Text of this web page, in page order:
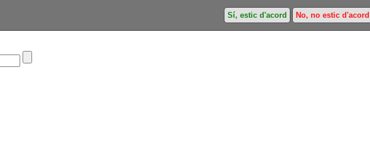
Sí, estic d'acord No, no estic d'acord